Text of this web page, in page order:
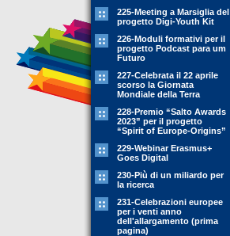
225-Meeting a Marsiglia del
progetto Digi-Youth Kit
226-Moduli formativi per il
progetto Podcast para um
Futuro
227-Celebrata il 22 aprile
scorso la Giornata
Mondiale della Terra
228-Premio “Salto Awards
2023” per il progetto
“Spirit of Europe-Origins”
229-Webinar Erasmus+
Goes Digital
230-Più di un miliardo per
la ricerca
231-Celebrazioni europee
per i venti anno
dell'allargamento (prima
pagina)